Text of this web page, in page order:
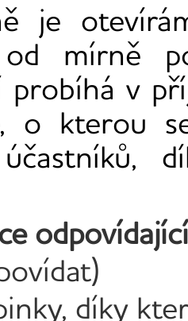
je
mírně
probíhá v
o kterou
účastníků,
díky